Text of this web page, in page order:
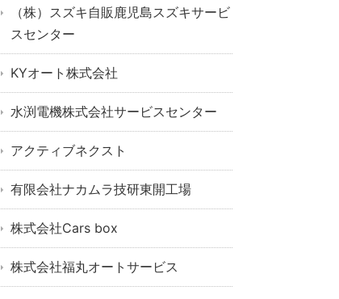
（株）スズキ自販鹿児島スズキサービ
スセンター
KYオート株式会社
水渕電機株式会社サービスセンター
アクティブネクスト
有限会社ナカムラ技研東開工場
株式会社Cars box
株式会社福丸オートサービス